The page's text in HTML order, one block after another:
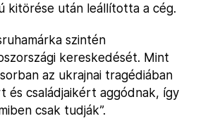
kitörése után leállította a cég.
szintén
kereskedését. Mint
az ukrajnai tragédiában
és családjaikért aggódnak, így
csak tudják”.